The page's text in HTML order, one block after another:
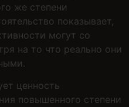
же степени
показывает,
могут со
на то что реально они
ценность
повышенного степени